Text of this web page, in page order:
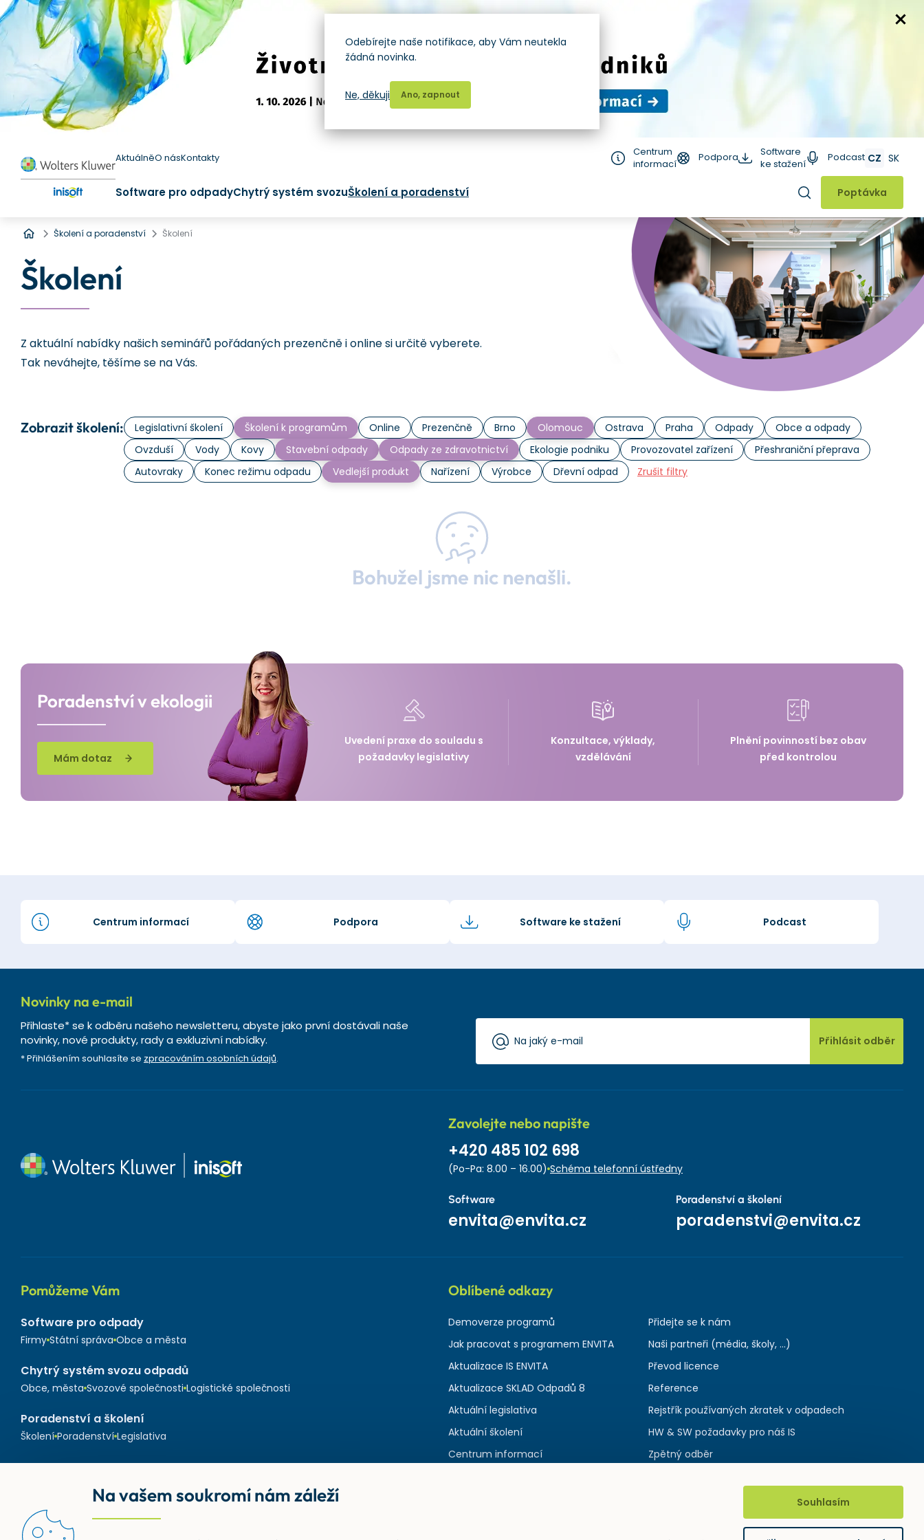
AktuálněO násKontakty
Centrum
informací
Podpora
Software
ke stažení
Podcast CZ SK
Software pro odpadyChytrý systém svozuŠkolení a poradenství Hledat
Poptávka
Úvod
Školení a poradenství Školení
Školení
Z aktuální nabídky našich seminářů pořádaných prezenčně i online si určitě vyberete.
Tak neváhejte, těšíme se na Vás.
Zobrazit školení: Legislativní školení Školení k programům Online Prezenčně Brno Olomouc Ostrava Praha Odpady
Obce a odpady
Ovzduší
Vody Kovy Stavební odpady Odpady ze zdravotnictví Ekologie podniku Provozovatel zařízení
Přeshraniční přeprava
Autovraky
Konec režimu odpadu Vedlejší produkt Nařízení Výrobce Dřevní odpad Zrušit filtry
Bohužel jsme nic nenašli.
Poradenství v ekologii
Mám dotaz
Uvedení praxe do souladu s
požadavky legislativy
Konzultace, výklady,
vzdělávání
Plnění povinností bez obav
před kontrolou
Centrum informací Podpora Software ke stažení Podcast
Novinky na e-mail
Přihlaste* se k odběru našeho newsletteru, abyste jako první dostávali naše
novinky, nové produkty, rady a exkluzivní nabídky.
* Přihlášením souhlasíte se zpracováním osobních údajů.
Přihlásit odběr
Zavolejte nebo napište
+420 485 102 698
(Po-Pa: 8.00 – 16.00) Schéma telefonní ústředny
Software
envita@envita.cz
Poradenství a školení
poradenstvi@envita.cz
Pomůžeme Vám
Software pro odpady
Firmy Státní správa Obce a města
Chytrý systém svozu odpadů
Obce, města Svozové společnosti Logistické společnosti
Poradenství a školení
Školení Poradenství Legislativa
Oblíbené odkazy
Demoverze programů
Jak pracovat s programem ENVITA
Aktualizace IS ENVITA
Aktualizace SKLAD Odpadů 8
Aktuální legislativa
Aktuální školení
Centrum informací
Přidejte se k nám
Naši partneři (média, školy, ...)
Převod licence
Reference
Rejstřík používaných zkratek v odpadech
HW & SW požadavky pro náš IS
Zpětný odběr
Odebírejte naše notifikace, aby Vám neutekla
žádná novinka.
Ano, zapnout
Ne, děkuji
Na vašem soukromí nám záleží Souhlasím